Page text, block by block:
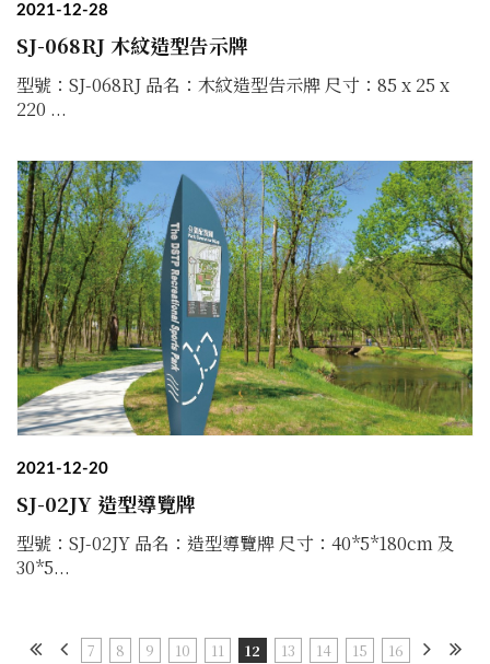
2021-12-28
SJ-068RJ 木紋造型告示牌
型號：SJ-068RJ 品名：木紋造型告示牌 尺寸：85 x 25 x
220 ...
2021-12-20
SJ-02JY 造型導覽牌
型號：SJ-02JY 品名：造型導覽牌 尺寸：40*5*180cm 及
30*5...
7 8 9 10 11 12 13 14 15
16